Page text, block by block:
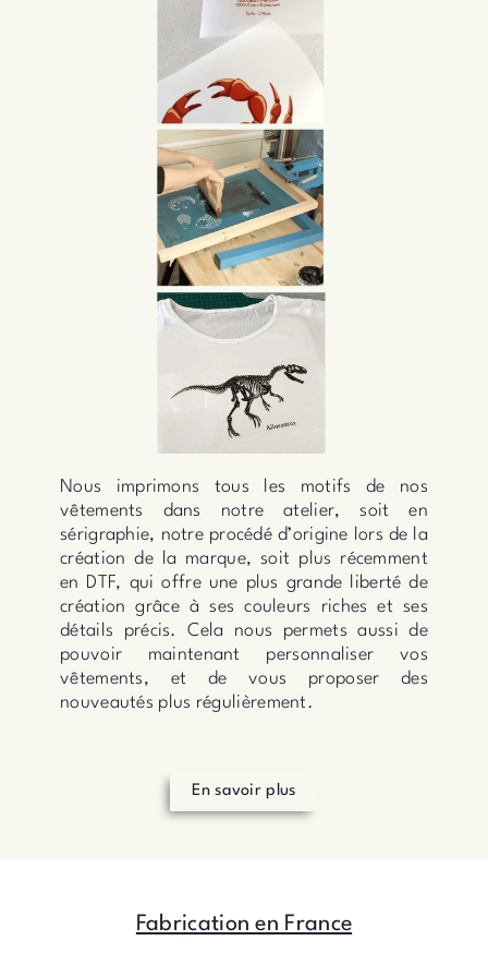
Nous imprimons tous les motifs de nos
vêtements dans notre atelier, soit en
sérigraphie, notre procédé d’origine lors de la
création de la marque, soit plus récemment
en DTF, qui offre une plus grande liberté de
création grâce à ses couleurs riches et ses
détails précis. Cela nous permets aussi de
pouvoir maintenant personnaliser vos
vêtements, et de vous proposer des
nouveautés plus régulièrement.
En savoir plus
Fabrication en France